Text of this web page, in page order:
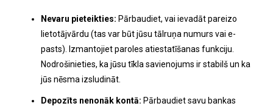
Nevaru pieteikties: Pārbaudiet, vai ievadāt pareizo
lietotājvārdu (tas var būt jūsu tālruņa numurs vai e-
pasts). Izmantojiet paroles atiestatīšanas funkciju.
Nodrošinieties, ka jūsu tīkla savienojums ir stabilš un ka
jūs nēsma izsludināt.
Depozīts nenonāk kontā: Pārbaudiet savu bankas